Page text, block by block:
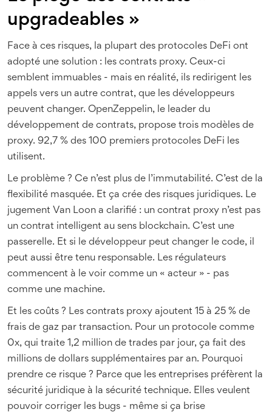
upgradeables »
Face à ces risques, la plupart des protocoles DeFi ont
adopté une solution : les contrats proxy. Ceux-ci
semblent immuables - mais en réalité, ils redirigent les
appels vers un autre contrat, que les développeurs
peuvent changer. OpenZeppelin, le leader du
développement de contrats, propose trois modèles de
proxy. 92,7 % des 100 premiers protocoles DeFi les
utilisent.
Le problème ? Ce n’est plus de l’immutabilité. C’est de la
flexibilité masquée. Et ça crée des risques juridiques. Le
jugement Van Loon a clarifié : un contrat proxy n’est pas
un contrat intelligent au sens blockchain. C’est une
passerelle. Et si le développeur peut changer le code, il
peut aussi être tenu responsable. Les régulateurs
commencent à le voir comme un « acteur » - pas
comme une machine.
Et les coûts ? Les contrats proxy ajoutent 15 à 25 % de
frais de gaz par transaction. Pour un protocole comme
0x, qui traite 1,2 million de trades par jour, ça fait des
millions de dollars supplémentaires par an. Pourquoi
prendre ce risque ? Parce que les entreprises préfèrent la
sécurité juridique à la sécurité technique. Elles veulent
pouvoir corriger les bugs - même si ça brise